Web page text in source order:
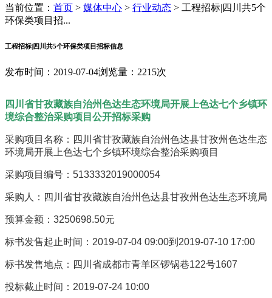
当前位置： 首页 > 媒体中心 > 行业动态 > 工程招标|四川共5个
环保类项目招...
工程招标|四川共5个环保类项目招标信息
发布时间：2019-07-04浏览量：2215次
四川省甘孜藏族自治州色达生态环境局开展上色达七个乡镇环
境综合整治采购项目公开招标采购
采购项目名称：四川省甘孜藏族自治州色达县甘孜州色达生态
环境局开展上色达七个乡镇环境综合整治采购项目
采购项目编号：5133332019000054
采购人：四川省甘孜藏族自治州色达县甘孜州色达生态环境局
预算金额：3250698.50元
标书发售起止时间：2019-07-04 09:00到2019-07-10 17:00
标书发售地点：四川省成都市青羊区锣锅巷122号1607
投标截止时间：2019-07-24 10:00